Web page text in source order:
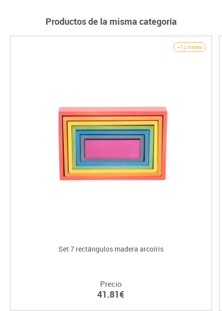
Productos de la misma categoría
+12 meses
Set 7 rectángulos madera arcoíris
Precio
41.81€